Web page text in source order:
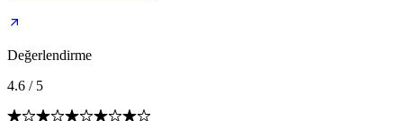
Değerlendirme
4.6 / 5